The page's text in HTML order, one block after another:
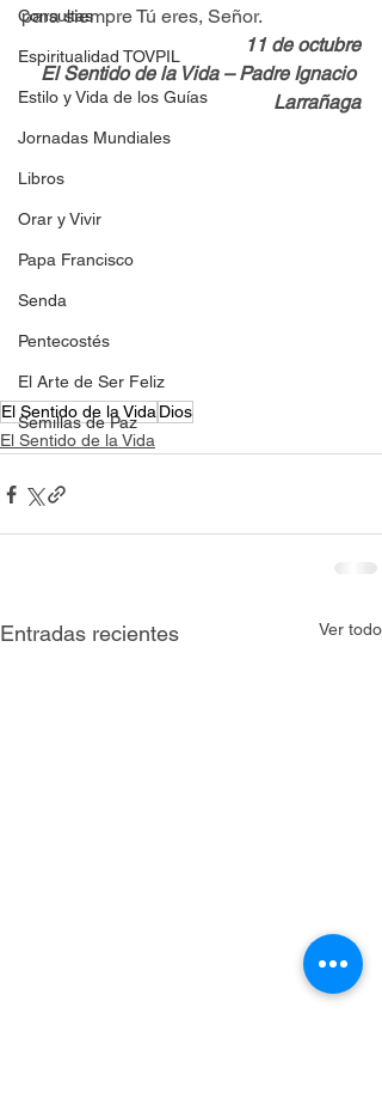
Consultas
Espiritualidad TOVPIL
Estilo y Vida de los Guías
Jornadas Mundiales
Libros
Orar y Vivir
Papa Francisco
Senda
Pentecostés
El Arte de Ser Feliz
Semillas de Paz
para siempre Tú eres, Señor.
11 de octubre
El Sentido de la Vida – Padre Ignacio
Larrañaga
El Sentido de la VidaDios
El Sentido de la Vida
Entradas recientes Ver todo